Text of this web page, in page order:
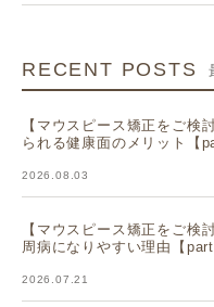
RECENT POSTS
【マウスピース矯正をご検
られる健康面のメリット【
2026.08.03
【マウスピース矯正をご検
周病になりやすい理由【
2026.07.21